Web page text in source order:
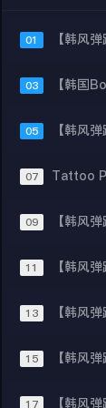
01 【韩风
03
05 【韩风
07 Tattoo
09 【韩风
11 【韩风
13 【韩风
15
17 【韩风